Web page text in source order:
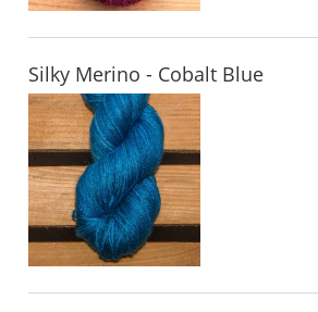
Silky Merino - Cobalt Blue